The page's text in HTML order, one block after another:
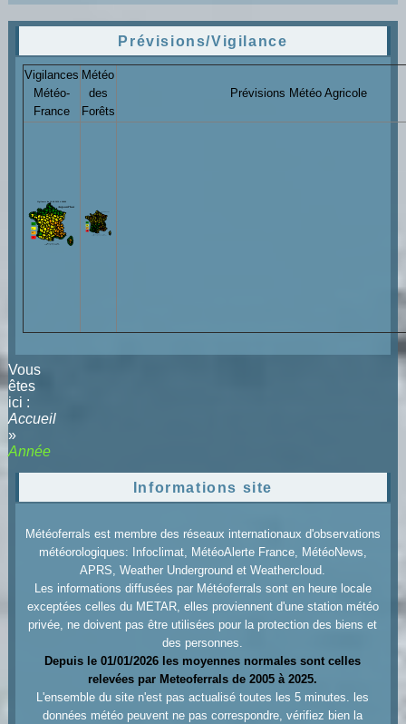
Prévisions/Vigilance
Vigilances
Météo-
France
Météo
des
Forêts
Prévisions Météo Agricole
Vous
êtes
ici :
Accueil
»
Année
Informations site
Météoferrals est membre des réseaux internationaux d'observations
météorologiques: Infoclimat, MétéoAlerte France, MétéoNews,
APRS, Weather Underground et Weathercloud.
Les informations diffusées par Météoferrals sont en heure locale
exceptées celles du METAR, elles proviennent d'une station météo
privée, ne doivent pas être utilisées pour la protection des biens et
des personnes.
Depuis le 01/01/2026 les moyennes normales sont celles
relevées par Meteoferrals de 2005 à 2025.
L'ensemble du site n'est pas actualisé toutes les 5 minutes. les
données météo peuvent ne pas correspondre, vérifiez bien la